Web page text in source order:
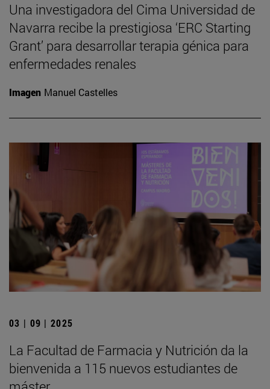
Una investigadora del Cima Universidad de
Navarra recibe la prestigiosa ‘ERC Starting
Grant’ para desarrollar terapia génica para
enfermedades renales
Imagen Manuel Castelles
03 | 09 | 2025
La Facultad de Farmacia y Nutrición da la
bienvenida a 115 nuevos estudiantes de